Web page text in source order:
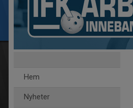
Hem
Nyheter